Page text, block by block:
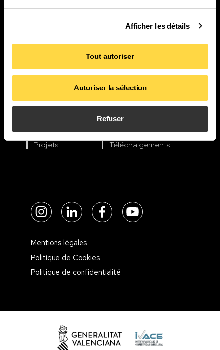
Afficher les détails
Tout autoriser
Autoriser la sélection
Refuser
c/ Fuente Corachán, 223
Applications
À propos de nous
Actualités
Projets
Téléchargements
Mentions légales
Politique de Cookies
Politique de confidentialité